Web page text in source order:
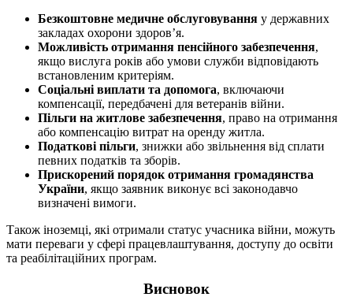
Безкоштовне медичне обслуговування у державних
закладах охорони здоров’я.
Можливість отримання пенсійного забезпечення,
якщо вислуга років або умови служби відповідають
встановленим критеріям.
Соціальні виплати та допомога, включаючи
компенсації, передбачені для ветеранів війни.
Пільги на житлове забезпечення, право на отримання
або компенсацію витрат на оренду житла.
Податкові пільги, знижки або звільнення від сплати
певних податків та зборів.
Прискорений порядок отримання громадянства
України, якщо заявник виконує всі законодавчо
визначені вимоги.
Також іноземці, які отримали статус учасника війни, можуть
мати переваги у сфері працевлаштування, доступу до освіти
та реабілітаційних програм.
Висновок